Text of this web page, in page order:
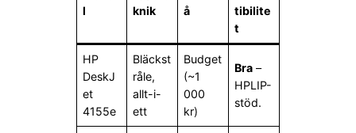
l
knik
å
tibilite
t
HP
DeskJ
et
4155e
Bläckst
råle,
allt-i-
ett
Budget
(~1
000
kr)
Bra –
HPLIP-
stöd.